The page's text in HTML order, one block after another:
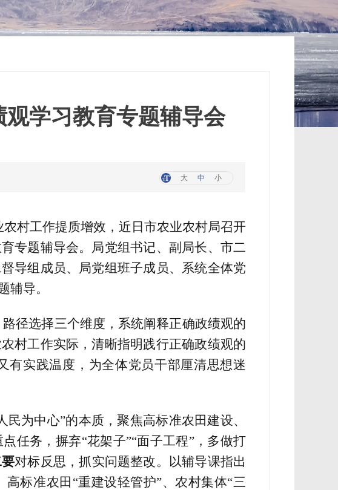
学习教育专题辅导会
大 中 小
村工作提质增效， 近日 市农业农村局召开
专题辅导会。局党组书记、副局长、 市二
导组成员、局党组班子成员、系统全体党
辅导。
径选择三个维度，系统阐释正确政绩观的
村工作实际，清晰指明践行正确政绩观的
有实践温度，为全体党员干部厘清思想迷
民为中心”的本质，聚焦高标准农田建设、
点任务，摒弃“花架子”“面子工程”，多做打
对标反思，抓实问题整改。以辅导课指出
高标准农田 “重建设轻管护”、农村集体“三